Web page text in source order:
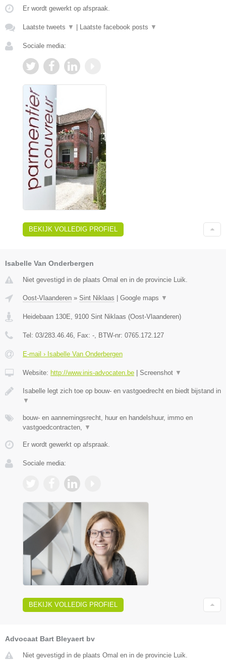
Er wordt gewerkt op afspraak.
Laatste tweets ▼ Laatste facebook posts ▼
Sociale media:
BEKIJK VOLLEDIG PROFIEL
Isabelle Van Onderbergen
Niet gevestigd in de plaats Omal en in de provincie Luik.
Oost-Vlaanderen » Sint Niklaas Google maps ▼
Heidebaan 130E 9100 Sint Niklaas (Oost-Vlaanderen)
Tel: 03/283.46.46 , Fax: - , BTW-nr: 0765.172.127
E-mail › Isabelle Van Onderbergen
Website: http://www.inis-advocaten.be Screenshot ▼
Isabelle legt zich toe op bouw- en vastgoedrecht en biedt bijstand in
▼
bouw- en aannemingsrecht, huur en handelshuur, immo en
vastgoedcontracten,
▼
Er wordt gewerkt op afspraak.
Sociale media:
BEKIJK VOLLEDIG PROFIEL
Advocaat Bart Bleyaert bv
Niet gevestigd in de plaats Omal en in de provincie Luik.